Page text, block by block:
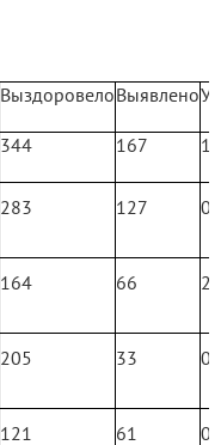
ВыздоровелоВыявлено
344 167 11
283 127 0
164 66 2
205 33 0
121 61 0